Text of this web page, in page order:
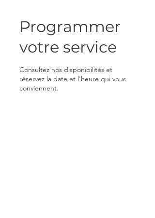
Programmer
votre service
Consultez nos disponibilités et
réservez la date et l'heure qui vous
conviennent.